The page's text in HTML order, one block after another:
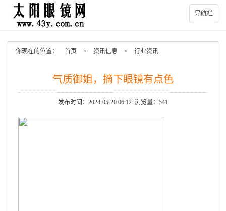
导航栏
你现在的位置： 首页 > 资讯信息 > 行业资讯
气质御姐，摘下眼镜有点色
发布时间：2024-05-20 06:12 浏览量：541